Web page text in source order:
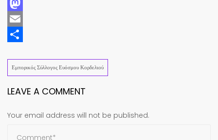
Mastodon
Email
Εμπορικός Σύλλογος Ευόσμου Κορδελιού
LEAVE A COMMENT
Your email address will not be published.